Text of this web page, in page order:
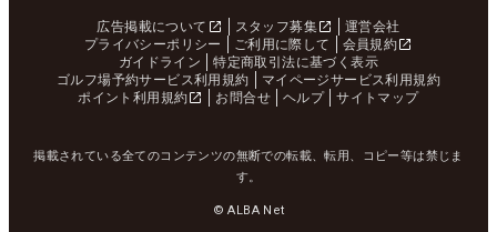
広告掲載について スタッフ募集
運営会社
プライバシーポリシー
ご利用に際して
会員規約
ガイドライン
特定商取引法に基づく表示
ゴルフ場予約サービス利用規約
マイページサービス利用規約
ポイント利用規約
お問合せ ヘルプ サイトマップ
掲載されている全てのコンテンツの無断での転載、転用、コピー等は禁じま
す。
© ALBA Net